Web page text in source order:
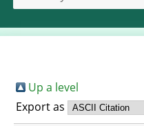
Up a level
Export as